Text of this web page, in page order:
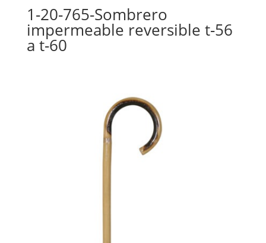
1-20-765-Sombrero
impermeable reversible t-56
a t-60